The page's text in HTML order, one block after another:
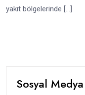
yakıt bölgelerinde […]
Sosyal Medya